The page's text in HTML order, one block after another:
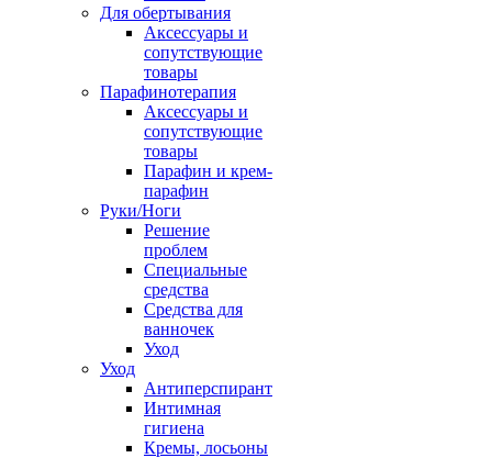
Для обертывания
Аксессуары и
сопутствующие
товары
Парафинотерапия
Аксессуары и
сопутствующие
товары
Парафин и крем-
парафин
Руки/Ноги
Решение
проблем
Специальные
средства
Средства для
ванночек
Уход
Уход
Антиперспирант
Интимная
гигиена
Кремы, лосьоны